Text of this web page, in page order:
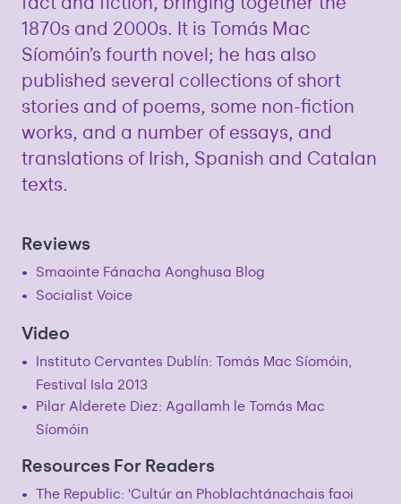
1870s and 2000s. It is Tomás Mac
Síomóin’s fourth novel; he has also
published several collections of short
stories and of poems, some non-fiction
works, and a number of essays, and
translations of Irish, Spanish and Catalan
texts.
Reviews
Smaointe Fánacha Aonghusa Blog
Socialist Voice
Video
Instituto Cervantes Dublín: Tomás Mac Síomóin,
Festival Isla 2013
Pilar Alderete Diez: Agallamh le Tomás Mac
Síomóin
Resources For Readers
The Republic: 'Cultúr an Phoblachtánachais faoi